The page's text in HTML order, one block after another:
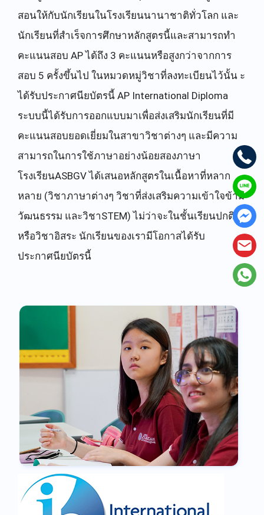
สอนให้กับนักเรียนในโรงเรียนนานาชาติทั่วโลก และ
นักเรียนที่สำเร็จการศึกษาหลักสูตรนี้และสามารถทำ
คะแนนสอบ AP ได้ถึง 3 คะแนนหรือสูงกว่าจากการ
สอบ 5 ครั้งขึ้นไป ในหมวดหมู่วิชาที่ลงทะเบียนไว้นั้น ะ
ได้รับประกาศนียบัตรนี้ AP International Diploma
ระบบนี้ได้รับการออกแบบมาเพื่อส่งเสริมนักเรียนที่มี
คะแนนสอบยอดเยี่ยมในสาขาวิชาต่างๆ และมีความ
สามารถในการใช้ภาษาอย่างน้อยสองภาษา
โรงเรียนASBGV ได้เสนอหลักสูตรในเนื้อหาที่หลาก
หลาย (วิชาภาษาต่างๆ วิชาที่ส่งเสริมความเข้าใจข้าม
วัฒนธรรม และวิชาSTEM) ไม่ว่าจะในชั้นเรียนปกติ
หรือวิชาอิสระ นักเรียนของเรามีโอกาสได้รับ
ประกาศนียบัตรนี้